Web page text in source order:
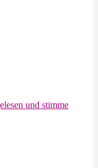
und stimme